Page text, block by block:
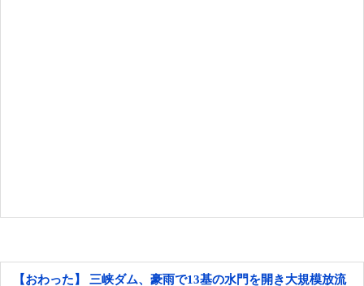
【おわった】 三峡ダム、豪雨で13基の水門を開き大規模放流